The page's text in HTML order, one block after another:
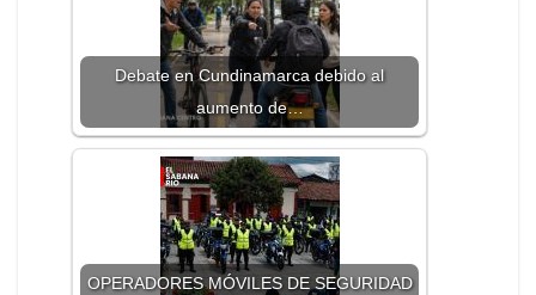
Debate en Cundinamarca debido al
aumento de…
OPERADORES MÓVILES DE SEGURIDAD